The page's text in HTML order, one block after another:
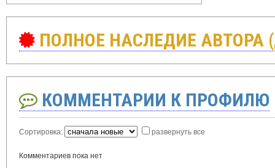
ПОЛНОЕ НАСЛЕДИЕ
КОММЕНТАРИИ К ПРОФИЛЮ
Сортировка: развернуть все
Комментариев пока нет